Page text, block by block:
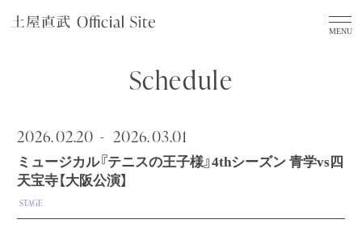
Schedule
2026.02.20 2026.03.01
ミュージカル『テニスの王子様』4thシーズン 青学vs四
天宝寺【大阪公演】
STAGE